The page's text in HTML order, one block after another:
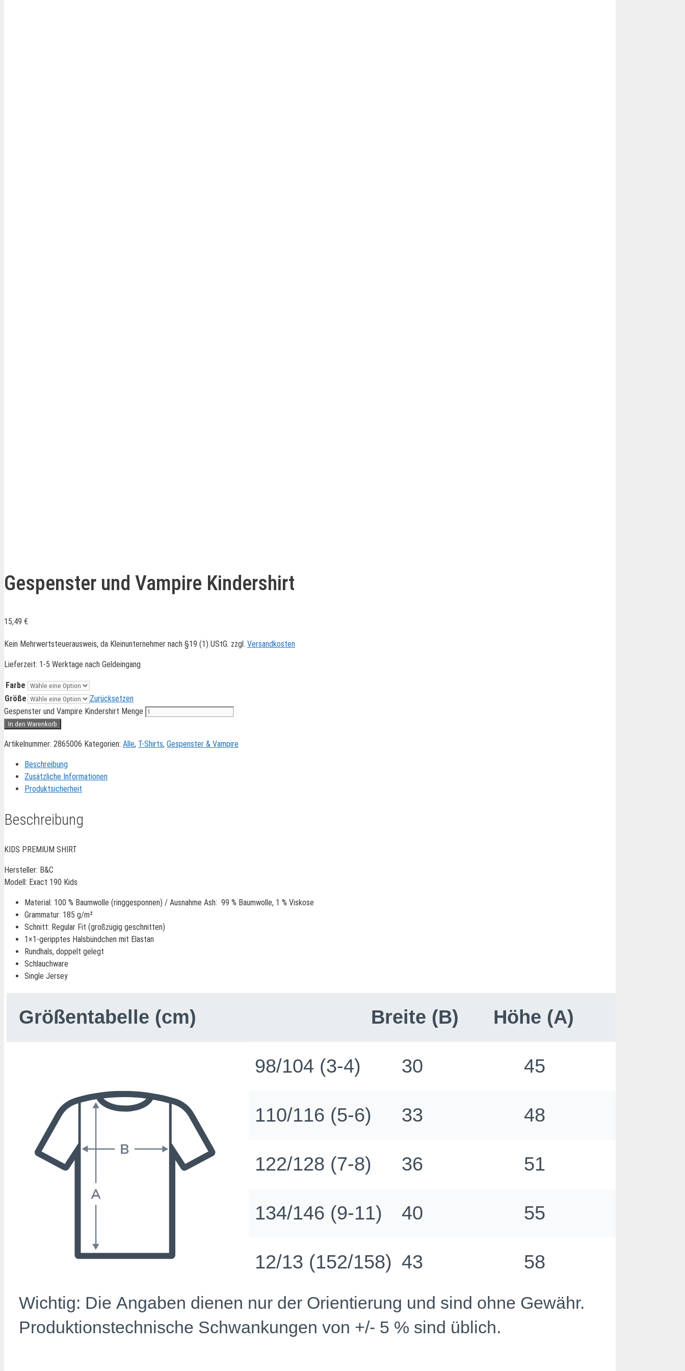
Gespenster und Vampire Kindershirt
15,49 €
Kein Mehrwertsteuerausweis, da Kleinunternehmer nach §19 (1) UStG. zzgl. Versandkosten
Lieferzeit: 1-5 Werktage nach Geldeingang
Farbe
Größe
Zurücksetzen
Gespenster und Vampire Kindershirt Menge
In den Warenkorb
Artikelnummer: 2865006 Kategorien: Alle, T-Shirts, Gespenster & Vampire
Beschreibung
Zusätzliche Informationen
Produktsicherheit
Beschreibung
KIDS PREMIUM SHIRT
Hersteller: B&C
Modell: Exact 190 Kids
Material: 100 % Baumwolle (ringgesponnen) / Ausnahme Ash: 99 % Baumwolle, 1 % Viskose
Grammatur: 185 g/m²
Schnitt: Regular Fit (großzügig geschnitten)
1×1-geripptes Halsbündchen mit Elastan
Rundhals, doppelt gelegt
Schlauchware
Single Jersey